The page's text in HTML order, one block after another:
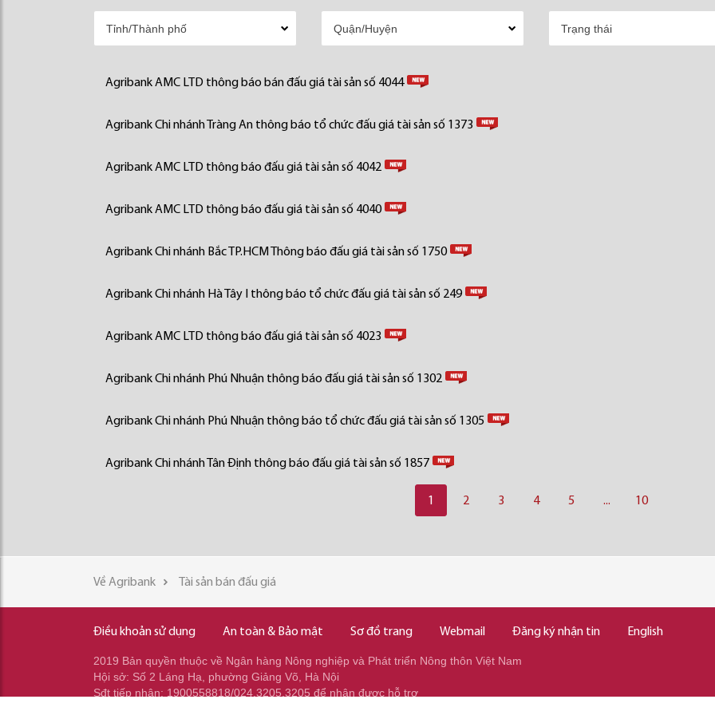
Agribank AMC LTD thông báo bán đấu giá tài sản số 4044
Agribank Chi nhánh Tràng An thông báo tổ chức đấu giá tài sản số 1373
Agribank AMC LTD thông báo đấu giá tài sản số 4042
Agribank AMC LTD thông báo đấu giá tài sản số 4040
Agribank Chi nhánh Bắc TP.HCM Thông báo đấu giá tài sản số 1750
Agribank Chi nhánh Hà Tây I thông báo tổ chức đấu giá tài sản số 249
Agribank AMC LTD thông báo đấu giá tài sản số 4023
Agribank Chi nhánh Phú Nhuận thông báo đấu giá tài sản số 1302
Agribank Chi nhánh Phú Nhuận thông báo tổ chức đấu giá tài sản số 1305
Agribank Chi nhánh Tân Định thông báo đấu giá tài sản số 1857
1 2 3 4 5 ... 10
Về Agribank Tài sản bán đấu giá
Điều khoản sử dụng An toàn & Bảo mật Sơ đồ trang Webmail Đăng ký nhận tin English
2019 Bản quyền thuộc về Ngân hàng Nông nghiệp và Phát triển Nông thôn Việt Nam
Hội sở: Số 2 Láng Hạ, phường Giảng Võ, Hà Nội
Sđt tiếp nhận: 1900558818/024.3205.3205 để nhận được hỗ trợ